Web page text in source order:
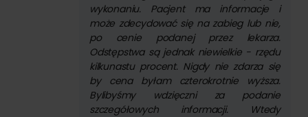
wykonaniu. Pacjent ma informacje i
może zdecydować się na zabieg lub nie,
po cenie podanej przez lekarza.
Odstępstwa są jednak niewielkie - rzędu
kilkunastu procent. Nigdy nie zdarza się
by cena byłam czterokrotnie wyższa.
Bylibyśmy wdzięczni za podanie
szczegółowych informacji. Wtedy